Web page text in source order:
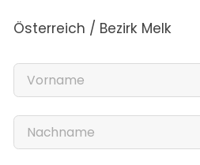
Österreich / Bezirk Melk